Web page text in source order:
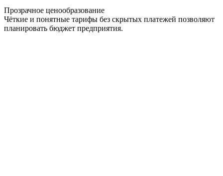
Прозрачное ценообразование
Чёткие и понятные тарифы без скрытых платежей позволяют
планировать бюджет предприятия.